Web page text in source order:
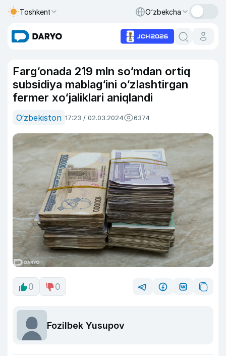
Toshkent O‘zbekcha
Farg‘onada 219 mln so‘mdan ortiq
subsidiya mablag‘ini o‘zlashtirgan
fermer xo‘jaliklari aniqlandi
O‘zbekiston 17:23 / 02.03.2024 6374
0 0
Fozilbek Yusupov